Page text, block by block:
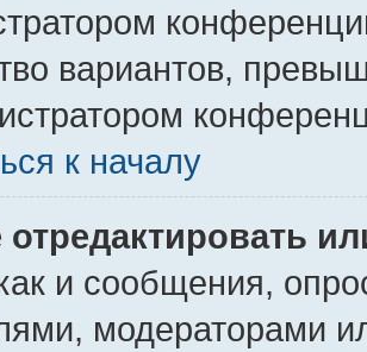
вариантов,
к началу
отредактировать
и сообщения,
модераторами